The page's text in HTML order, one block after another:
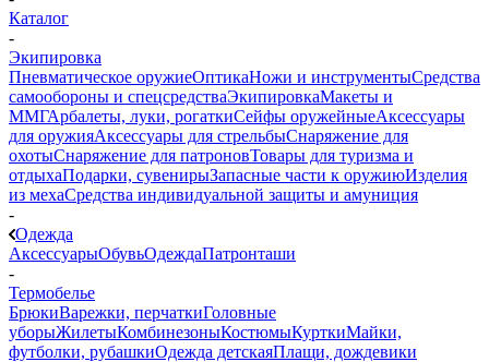
Каталог
-
Экипировка
Пневматическое оружиеОптикаНожи и инструментыСредства
самообороны и спецсредстваЭкипировкаМакеты и
ММГАрбалеты, луки, рогаткиСейфы оружейныеАксессуары
для оружияАксессуары для стрельбыСнаряжение для
охотыСнаряжение для патроновТовары для туризма и
отдыхаПодарки, сувенирыЗапасные части к оружиюИзделия
из мехаСредства индивидуальной защиты и амуниция
-
Одежда
АксессуарыОбувьОдеждаПатронташи
-
Термобелье
БрюкиВарежки, перчаткиГоловные
уборыЖилетыКомбинезоныКостюмыКурткиМайки,
футболки, рубашкиОдежда детскаяПлащи, дождевики